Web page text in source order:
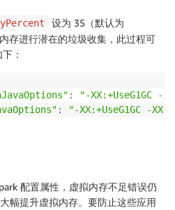
设为 35（默认为
存进行潜在的垃圾收集，此过程可
：
:
"-XX:+UseG1GC
: "-XX:+UseG1GC -
配置属性，虚拟内存不足错误仍
幅提升虚拟内存。要防止这些应用